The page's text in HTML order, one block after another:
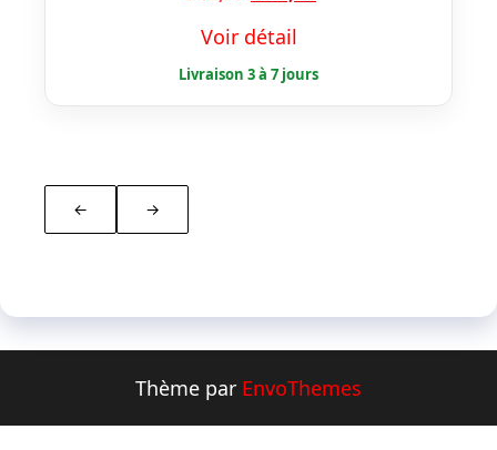
initial
était :
€ 42,99.
est :
€ 36,00.
Voir détail
← →
Thème par EnvoThemes